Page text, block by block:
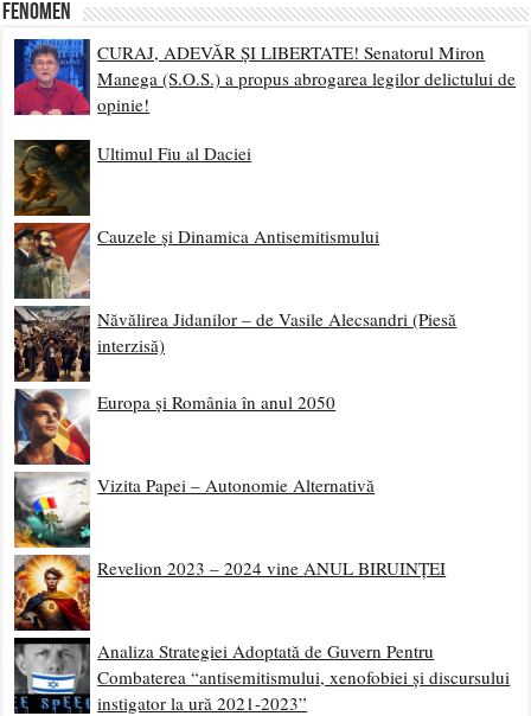
Fenomen
CURAJ, ADEVĂR ȘI LIBERTATE! Senatorul Miron
Manega (S.O.S.) a propus abrogarea legilor delictului de
opinie!
Ultimul Fiu al Daciei
Cauzele și Dinamica Antisemitismului
Năvălirea Jidanilor – de Vasile Alecsandri (Piesă
interzisă)
Europa și România în anul 2050
Vizita Papei – Autonomie Alternativă
Revelion 2023 – 2024 vine ANUL BIRUINȚEI
Analiza Strategiei Adoptată de Guvern Pentru
Combaterea “antisemitismului, xenofobiei și discursului
instigator la ură 2021-2023”